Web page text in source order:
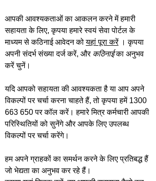
आपकी आवश्यकताओं का आकलन करने में हमारी
सहायता के लिए, कृपया हमारे स्वयं सेवा पोर्टल के
माध्यम से कठिनाई आवेदन कोयहां पूरा करें। कृपया
अपनी संदर्भ संख्या दर्ज करें, और कठिनाईका अनुभव
करें चुनें।
यदि आपको सहायता की आवश्यकता है या आप अपने
विकल्पों पर चर्चा करना चाहते हैं, तो कृपया हमें 1300
663 650 पर कॉल करें। हमारे मित्र कर्मचारी आपकी
परिस्थितियों को सुनेंगे और आपके लिए उपलब्ध
विकल्पों पर चर्चा करेंगे।
हम अपने ग्राहकों का समर्थन करने के लिए प्रतिबद्ध हैं
जो भेद्यता का अनुभव कर रहे हैं।